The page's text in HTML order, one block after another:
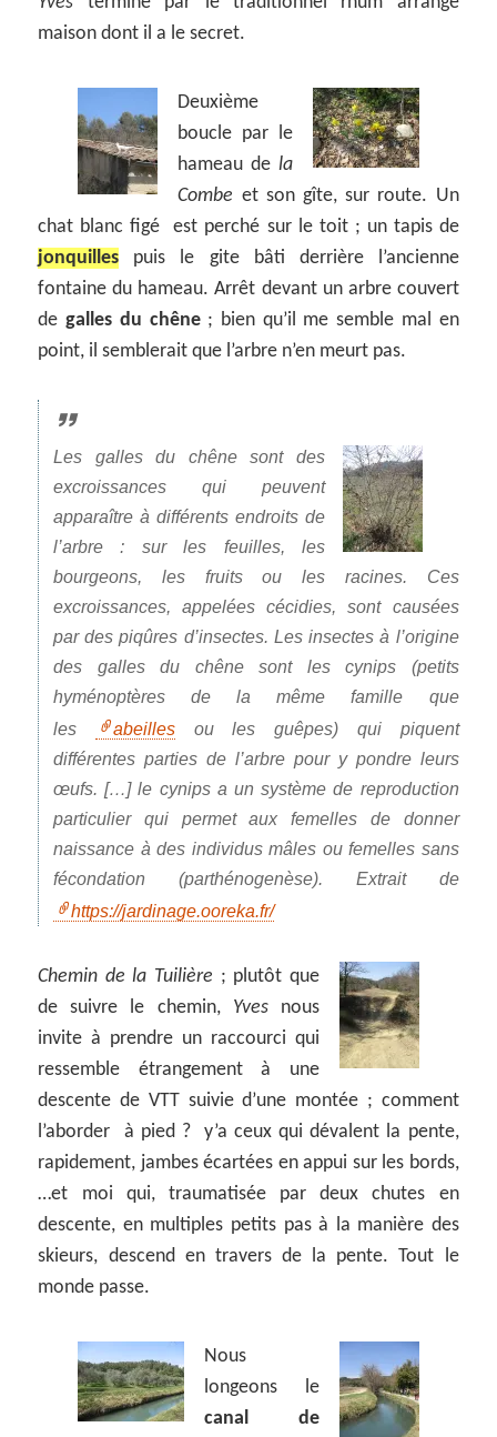
maison dont il a le secret.
Deuxième
boucle par le
hameau de la
Combe et son gîte, sur route. Un
chat blanc figé est perché sur le toit ; un tapis de
jonquilles puis le gite bâti derrière l’ancienne
fontaine du hameau. Arrêt devant un arbre couvert
degalles du chêne; bien qu’il me semble mal en
point, il semblerait que l’arbre n’en meurt pas.
Les galles du chêne sont des
excroissances qui peuvent
apparaître à différents endroits de
l’arbre : sur les feuilles, les
bourgeons, les fruits ou les racines. Ces
excroissances, appelées cécidies, sont causées
par des piqûres d’insectes. Les insectes à l’origine
des galles du chêne sont les cynips (petits
hyménoptères de la même famille que
les
abeillesou les guêpes) qui piquent
différentes parties de l’arbre pour y pondre leurs
œufs. […] le cynips a un système de reproduction
particulier qui permet aux femelles de donner
naissance à des individus mâles ou femelles sans
fécondation (parthénogenèse). Extrait de
https://jardinage.ooreka.fr/
Chemin de la Tuilière ; plutôt que
de suivre le chemin, Yvesnous
invite à prendre un raccourci qui
ressemble étrangement à une
descente de VTT suivie d’une montée ; comment
l’aborder à pied ? y’a ceux qui dévalent la pente,
rapidement, jambes écartées en appui sur les bords,
…et moi qui, traumatisée par deux chutes en
descente, en multiples petits pas à la manière des
skieurs, descend en travers de la pente. Tout le
monde passe.
Nous
longeons le
canal de